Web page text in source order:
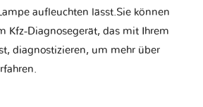
aufleuchten lässt.Sie können
Kfz-Diagnosegerät, das mit Ihrem
diagnostizieren, um mehr über